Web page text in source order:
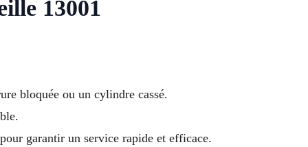
13001
bloquée ou un cylindre cassé.
garantir un service rapide et efficace.